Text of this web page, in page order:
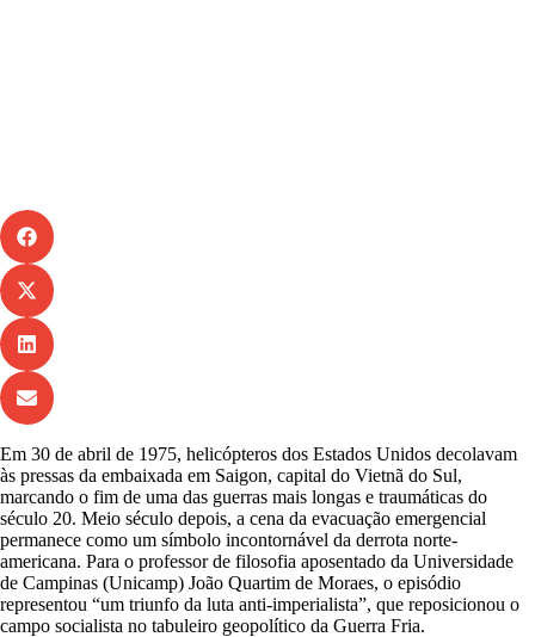
Em 30 de abril de 1975, helicópteros dos Estados Unidos decolavam
às pressas da embaixada em Saigon, capital do Vietnã do Sul,
marcando o fim de uma das guerras mais longas e traumáticas do
século 20. Meio século depois, a cena da evacuação emergencial
permanece como um símbolo incontornável da derrota norte-
americana. Para o professor de filosofia aposentado da Universidade
de Campinas (Unicamp) João Quartim de Moraes, o episódio
representou “um triunfo da luta anti-imperialista”, que reposicionou o
campo socialista no tabuleiro geopolítico da Guerra Fria.